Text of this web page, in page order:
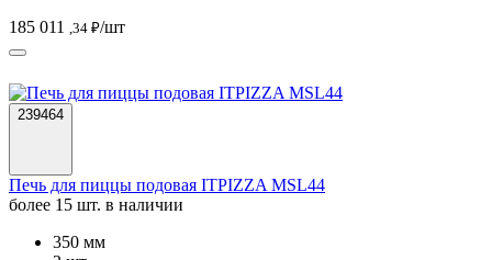
185 011
,34 ₽/шт
239464
Печь для пиццы подовая ITPIZZA MSL44
более 15 шт. в наличии
350 мм